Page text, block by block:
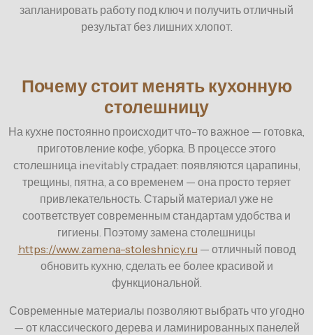
запланировать работу под ключ и получить отличный
результат без лишних хлопот.
Почему стоит менять кухонную
столешницу
На кухне постоянно происходит что-то важное — готовка,
приготовление кофе, уборка. В процессе этого
столешница inevitably страдает: появляются царапины,
трещины, пятна, а со временем — она просто теряет
привлекательность. Старый материал уже не
соответствует современным стандартам удобства и
гигиены. Поэтому замена столешницы
https://www.zamena-stoleshnicy.ru — отличный повод
обновить кухню, сделать ее более красивой и
функциональной.
Современные материалы позволяют выбрать что угодно
— от классического дерева и ламинированных панелей